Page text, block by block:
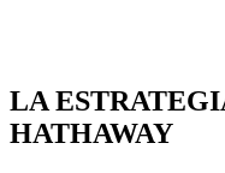
LA
HATHAWAY